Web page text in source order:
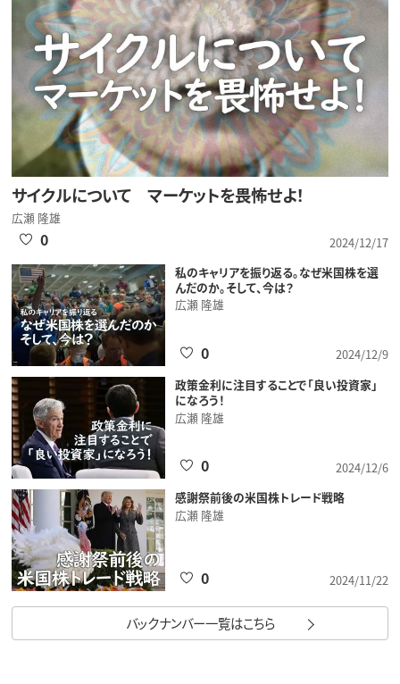
サイクルについて マーケットを畏怖せよ！
広瀬 隆雄
2024/12/17
0
私のキャリアを振り返る。なぜ米国株を選
んだのか。そして、今は？
広瀬 隆雄
2024/12/9
0
政策金利に注目することで「良い投資家」
になろう！
広瀬 隆雄
2024/12/6
0
感謝祭前後の米国株トレード戦略
広瀬 隆雄
2024/11/22
0
バックナンバー一覧はこちら